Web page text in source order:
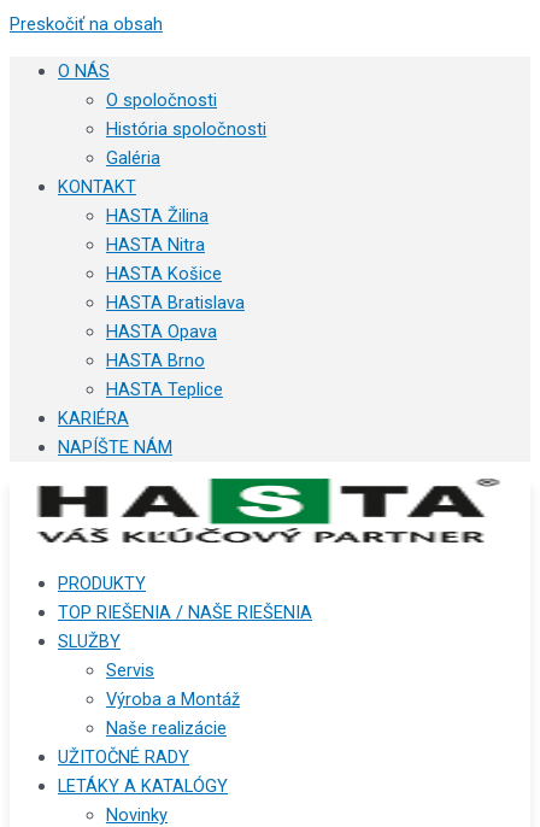
Preskočiť na obsah
O NÁS
O spoločnosti
História spoločnosti
Galéria
KONTAKT
HASTA Žilina
HASTA Nitra
HASTA Košice
HASTA Bratislava
HASTA Opava
HASTA Brno
HASTA Teplice
KARIÉRA
NAPÍŠTE NÁM
PRODUKTY
TOP RIEŠENIA / NAŠE RIEŠENIA
SLUŽBY
Servis
Výroba a Montáž
Naše realizácie
UŽITOČNÉ RADY
LETÁKY A KATALÓGY
Novinky